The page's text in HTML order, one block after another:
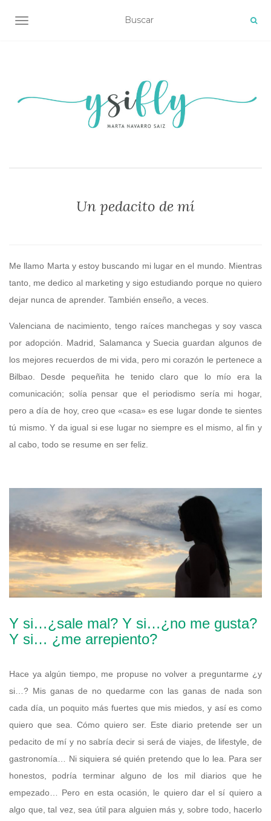
ALTERNAR NAVEGACIÓN
Un pedacito de mí
Me llamo Marta y estoy buscando mi lugar en el mundo. Mientras
tanto, me dedico al marketing y sigo estudiando porque no quiero
dejar nunca de aprender. También enseño, a veces.
Valenciana de nacimiento, tengo raíces manchegas y soy vasca
por adopción. Madrid, Salamanca y Suecia guardan algunos de
los mejores recuerdos de mi vida, pero mi corazón le pertenece a
Bilbao. Desde pequeñita he tenido claro que lo mío era la
comunicación; solía pensar que el periodismo sería mi hogar,
pero a día de hoy, creo que «casa» es ese lugar donde te sientes
tú mismo. Y da igual si ese lugar no siempre es el mismo, al fin y
al cabo, todo se resume en ser feliz.
Y si…¿sale mal? Y si…¿no me gusta?
Y si… ¿me arrepiento?
Hace ya algún tiempo, me propuse no volver a preguntarme ¿y
si…? Mis ganas de no quedarme con las ganas de nada son
cada día, un poquito más fuertes que mis miedos, y así es como
quiero que sea. Cómo quiero ser. Este diario pretende ser un
pedacito de mí y no sabría decir si será de viajes, de lifestyle, de
gastronomía… Ni siquiera sé quién pretendo que lo lea. Para ser
honestos, podría terminar alguno de los mil diarios que he
empezado… Pero en esta ocasión, le quiero dar el sí quiero a
algo que, tal vez, sea útil para alguien más y, sobre todo, hacerlo